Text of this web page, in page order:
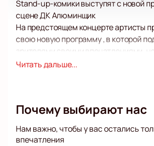
Stand-up-комики выступят с новой
сцене ДК Алюминщик
На предстоящем концерте артисты
свою новую программу , в которой
зрителями своими впечатлениями,
мыслями и интересами, а также тем,
up-комики находят время для
также на отдых и увлечения.
Читать дальше...
Почему выбирают нас
Нам важно, чтобы у вас остались
впечатления